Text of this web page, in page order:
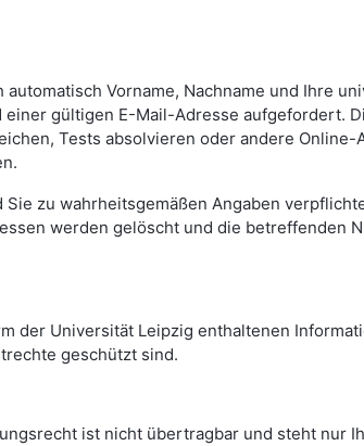
Vorname, Nachname und Ihre
gültigen E-Mail-Adresse aufgefordert.
Tests absolvieren oder andere
zu wahrheitsgemäßen Angaben
werden gelöscht und die betreffenden
der Universität Leipzig enthaltenen
geschützt sind.
ist nicht übertragbar und steht nur